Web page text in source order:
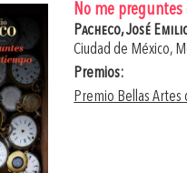
No me preguntes
Pacheco, José
Ciudad de México,
Premios:
Premio Bellas Artes